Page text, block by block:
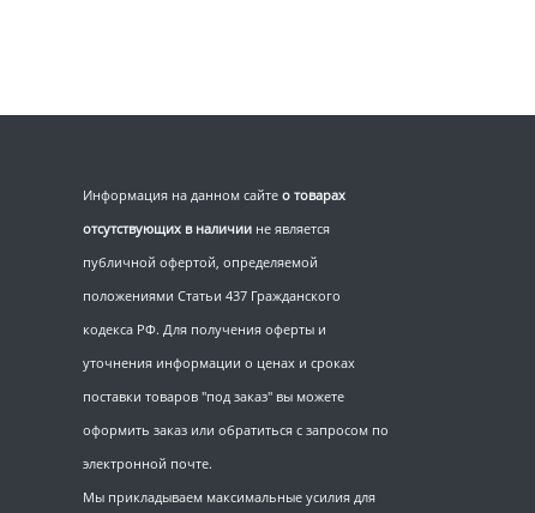
Информация на данном сайте о товарах
отсутствующих в наличии не является
публичной офертой, определяемой
положениями Статьи 437 Гражданского
кодекса РФ. Для получения оферты и
уточнения информации о ценах и сроках
поставки товаров "под заказ" вы можете
оформить заказ или обратиться с запросом по
электронной почте.
Мы прикладываем максимальные усилия для